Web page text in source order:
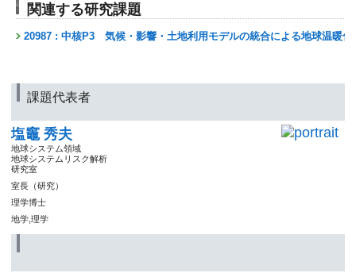
関連する研究課題
20987 : 中核P3 気候・影響・土地利用モデルの統合による地球温暖化
課題代表者
塩竈 秀夫
地球システム領域
地球システムリスク解析
研究室
室長（研究）
理学博士
地学,理学